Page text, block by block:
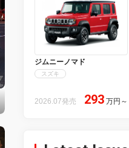
ジムニーノマド
スズキ
2026.07発売 293 万円 ～